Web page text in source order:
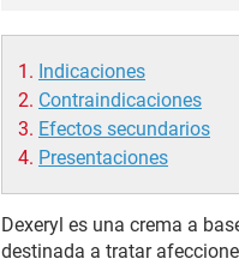
Indicaciones
Contraindicaciones
Efectos secundarios
Presentaciones
Dexeryl es una crema a
destinada a tratar